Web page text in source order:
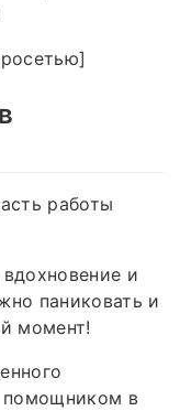
работы
и
паниковать и
момент!
в